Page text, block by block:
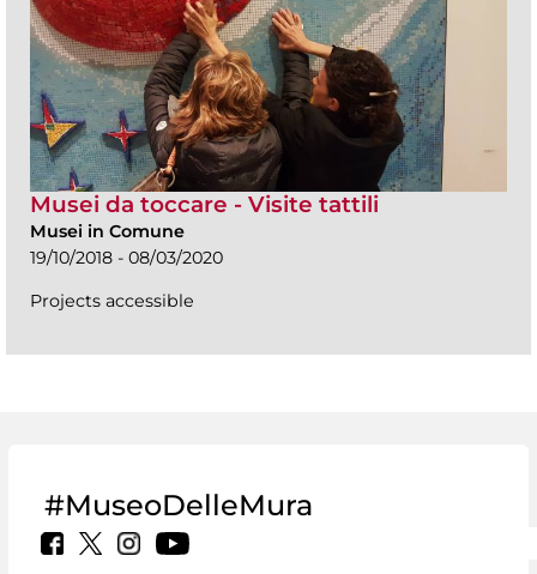
Musei da toccare - Visite tattili
Musei in Comune
19/10/2018 - 08/03/2020
Projects accessible
#MuseoDelleMura